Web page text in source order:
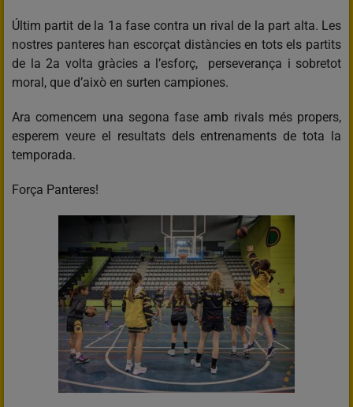
Últim partit de la 1a fase contra un rival de la part alta. Les
nostres panteres han escorçat distàncies en tots els partits
de la 2a volta gràcies a l’esforç, perseverança i sobretot
moral, que d’això en surten campiones.
Ara comencem una segona fase amb rivals més propers,
esperem veure el resultats dels entrenaments de tota la
temporada.
Força Panteres!